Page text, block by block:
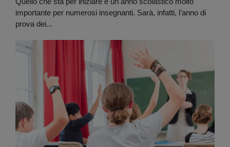
importante per numerosi insegnanti. Sarà, infatti, l’anno di
prova dei...